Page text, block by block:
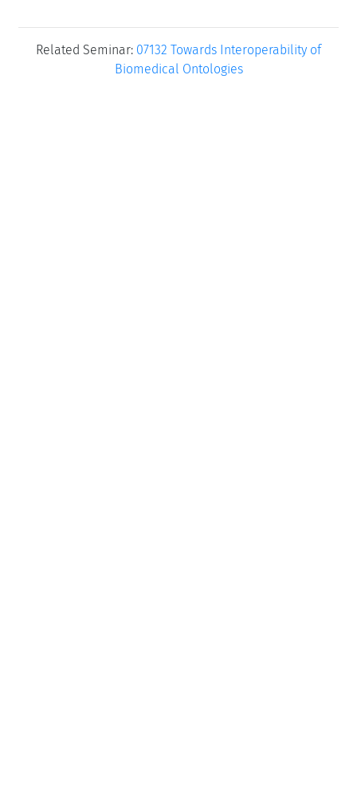
Related Seminar: 07132 Towards Interoperability of
Biomedical Ontologies